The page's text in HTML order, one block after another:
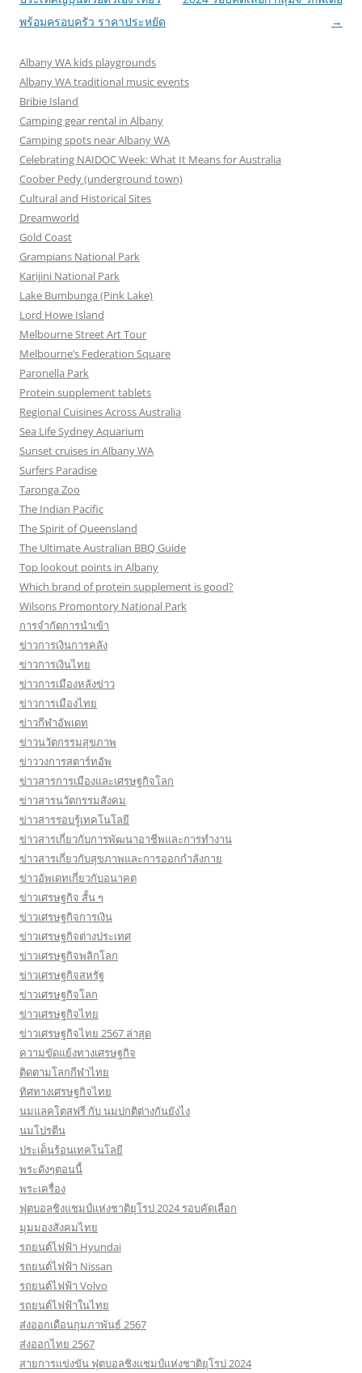
พร้อมครอบครัว ราคาประหยัด
→
Albany WA kids playgrounds
Albany WA traditional music events
Bribie Island
Camping gear rental in Albany
Camping spots near Albany WA
Celebrating NAIDOC Week: What It Means for Australia
Coober Pedy (underground town)
Cultural and Historical Sites
Dreamworld
Gold Coast
Grampians National Park
Karijini National Park
Lake Bumbunga (Pink Lake)
Lord Howe Island
Melbourne Street Art Tour
Melbourne’s Federation Square
Paronella Park
Protein supplement tablets
Regional Cuisines Across Australia
Sea Life Sydney Aquarium
Sunset cruises in Albany WA
Surfers Paradise
Taronga Zoo
The Indian Pacific
The Spirit of Queensland
The Ultimate Australian BBQ Guide
Top lookout points in Albany
Which brand of protein supplement is good?
Wilsons Promontory National Park
การจำกัดการนำเข้า
ข่าวการเงินการคลัง
ข่าวการเงินไทย
ข่าวการเมืองหลังข่าว
ข่าวการเมืองไทย
ข่าวกีฬาอัพเดท
ข่าวนวัตกรรมสุขภาพ
ข่าววงการสตาร์ทอัพ
ข่าวสารการเมืองและเศรษฐกิจโลก
ข่าวสารนวัตกรรมสังคม
ข่าวสารรอบรู้เทคโนโลยี
ข่าวสารเกี่ยวกับการพัฒนาอาชีพและการทำงาน
ข่าวสารเกี่ยวกับสุขภาพและการออกกำลังกาย
ข่าวอัพเดทเกี่ยวกับอนาคต
ข่าวเศรษฐกิจ สั้น ๆ
ข่าวเศรษฐกิจการเงิน
ข่าวเศรษฐกิจต่างประเทศ
ข่าวเศรษฐกิจพลิกโลก
ข่าวเศรษฐกิจสหรัฐ
ข่าวเศรษฐกิจโลก
ข่าวเศรษฐกิจไทย
ข่าวเศรษฐกิจไทย 2567 ล่าสุด
ความขัดแย้งทางเศรษฐกิจ
ติดตามโลกกีฬาไทย
ทิศทางเศรษฐกิจไทย
นมแลคโตสฟรี กับ นมปกติต่างกันยังไง
นมโปรตีน
ประเด็นร้อนเทคโนโลยี
พระดังๆตอนนี้
พระเครื่อง
ฟุตบอลชิงแชมป์แห่งชาติยุโรป 2024 รอบคัดเลือก
มุมมองสังคมไทย
รถยนต์ไฟฟ้า Hyundai
รถยนต์ไฟฟ้า Nissan
รถยนต์ไฟฟ้า Volvo
รถยนต์ไฟฟ้าในไทย
ส่งออกเดือนกุมภาพันธ์ 2567
ส่งออกไทย 2567
สายการแข่งขัน ฟุตบอลชิงแชมป์แห่งชาติยุโรป 2024